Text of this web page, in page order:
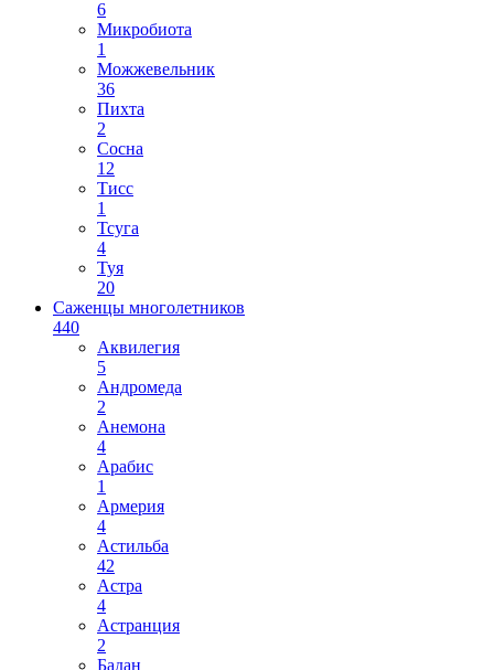
6
Микробиота
1
Можжевельник
36
Пихта
2
Сосна
12
Тисс
1
Тсуга
4
Туя
20
Саженцы многолетников
440
Аквилегия
5
Андромеда
2
Анемона
4
Арабис
1
Армерия
4
Астильба
42
Астра
4
Астранция
2
Бадан